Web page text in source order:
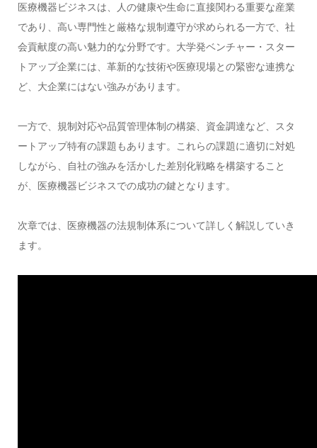
医療機器ビジネスは、人の健康や生命に直接関わる重要な産業
であり、高い専門性と厳格な規制遵守が求められる一方で、社
会貢献度の高い魅力的な分野です。大学発ベンチャー・スター
トアップ企業には、革新的な技術や医療現場との緊密な連携な
ど、大企業にはない強みがあります。
一方で、規制対応や品質管理体制の構築、資金調達など、スタ
ートアップ特有の課題もあります。これらの課題に適切に対処
しながら、自社の強みを活かした差別化戦略を構築すること
が、医療機器ビジネスでの成功の鍵となります。
次章では、医療機器の法規制体系について詳しく解説していき
ます。